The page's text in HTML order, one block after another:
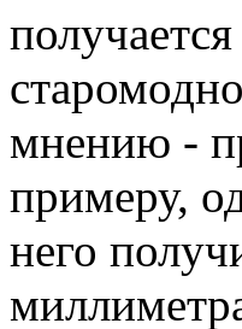
мнению -
примеру,
него